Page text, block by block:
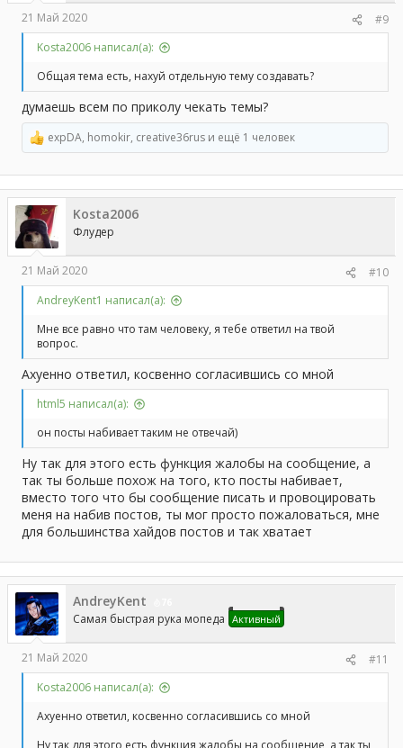
21 Май 2020
#9
Kosta2006 написал(а):
Общая тема есть, нахуй отдельную тему создавать?
думаешь всем по приколу чекать темы?
Р
е
а
к
ц
и
и
:
expDA, homokir, creative36rus и ещё 1 человек
Kosta2006
Флудер
21 Май 2020
#10
AndreyKent1 написал(а):
Мне все равно что там человеку, я тебе ответил на твой
вопрос.
Ахуенно ответил, косвенно согласившись со мной
html5 написал(а):
он посты набивает таким не отвечай)
Ну так для этого есть функция жалобы на сообщение, а
так ты больше похож на того, кто посты набивает,
вместо того что бы сообщение писать и провоцировать
меня на набив постов, ты мог просто пожаловаться, мне
для большинства хайдов постов и так хватает
AndreyKent
Самая быстрая рука мопеда Активный
21 Май 2020
#11
Kosta2006 написал(а):
Ахуенно ответил, косвенно согласившись со мной
Ну так для этого есть функция жалобы на сообщение, а так ты